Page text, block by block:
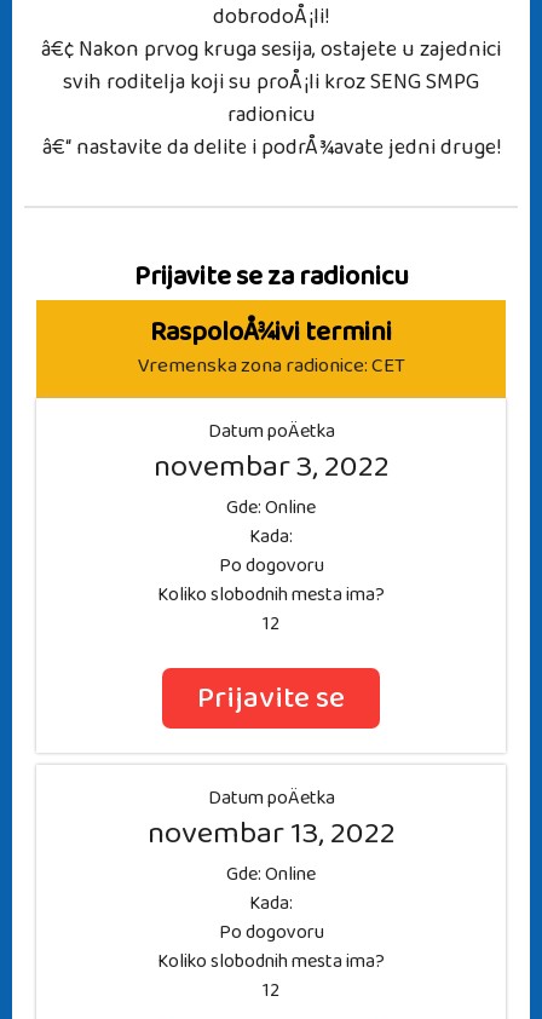
dobrodoÅ¡li!
â€¢ Nakon prvog kruga sesija, ostajete u zajednici
svih roditelja koji su proÅ¡li kroz SENG SMPG
radionicu
â€“ nastavite da delite i podrÅ¾avate jedni druge!
Prijavite se za radionicu
RaspoloÅ¾ivi termini
Vremenska zona radionice: CET
Datum poÄetka
novembar 3, 2022
Gde: Online
Kada:
Po dogovoru
Koliko slobodnih mesta ima?
12
Prijavite se
Datum poÄetka
novembar 13, 2022
Gde: Online
Kada:
Po dogovoru
Koliko slobodnih mesta ima?
12